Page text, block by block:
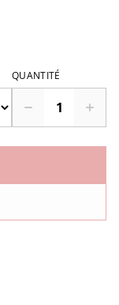
QUANTITÉ